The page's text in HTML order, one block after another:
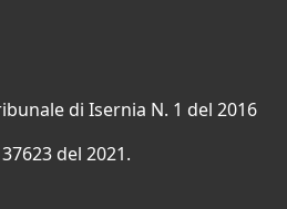
di Isernia N. 1 del 2016
del 2021.